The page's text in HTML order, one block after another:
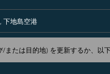
または目的地) を更新するか、以